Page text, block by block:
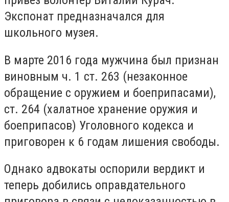
Экспонат предназначался для
школьного музея.
В марте 2016 года мужчина был признан
виновным ч. 1 ст. 263 (незаконное
обращение с оружием и боеприпасами),
ст. 264 (халатное хранение оружия и
боеприпасов) Уголовного кодекса и
приговорен к 6 годам лишения свободы.
Однако адвокаты оспорили вердикт и
теперь добились оправдательного